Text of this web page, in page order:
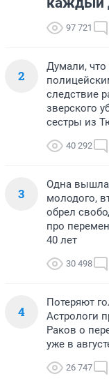
97 721
2
Думали, что
следствие
зверского
сестры из
40 292
3
Одна
молодого,
обрел
про
40 лет
30 498
4
Потеряют
Астрологи
Раков о
уже в
26 747